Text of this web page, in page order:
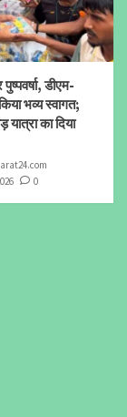
डीएम-
भव्य स्वागत;
यात्रा का दिया
0